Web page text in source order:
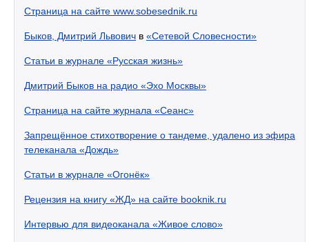
Страница на сайте www.sobesednik.ru
Быков, Дмитрий Львович в «Сетевой Словесности»
Статьи в журнале «Русская жизнь»
Дмитрий Быков на радио «Эхо Москвы»
Страница на сайте журнала «Сеанс»
Запрещённое стихотворение о тандеме, удалено из эфира
телеканала «Дождь»
Статьи в журнале «Огонёк»
Рецензия на книгу «ЖД» на сайте booknik.ru
Интервью для видеоканала «Живое слово»